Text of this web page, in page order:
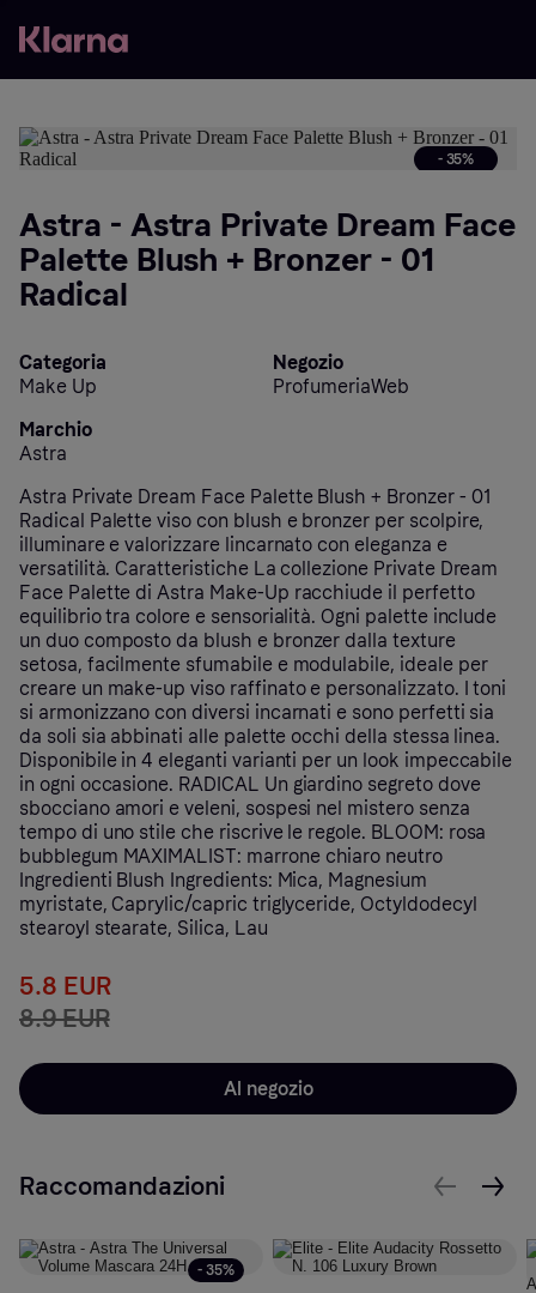
- 35%
Astra - Astra Private Dream Face
Palette Blush + Bronzer - 01
Radical
Categoria
Make Up
Negozio
ProfumeriaWeb
Marchio
Astra
Astra Private Dream Face Palette Blush + Bronzer - 01
Radical Palette viso con blush e bronzer per scolpire,
illuminare e valorizzare lincarnato con eleganza e
versatilità. Caratteristiche La collezione Private Dream
Face Palette di Astra Make-Up racchiude il perfetto
equilibrio tra colore e sensorialità. Ogni palette include
un duo composto da blush e bronzer dalla texture
setosa, facilmente sfumabile e modulabile, ideale per
creare un make-up viso raffinato e personalizzato. I toni
si armonizzano con diversi incarnati e sono perfetti sia
da soli sia abbinati alle palette occhi della stessa linea.
Disponibile in 4 eleganti varianti per un look impeccabile
in ogni occasione. RADICAL Un giardino segreto dove
sbocciano amori e veleni, sospesi nel mistero senza
tempo di uno stile che riscrive le regole. BLOOM: rosa
bubblegum MAXIMALIST: marrone chiaro neutro
Ingredienti Blush Ingredients: Mica, Magnesium
myristate, Caprylic/capric triglyceride, Octyldodecyl
stearoyl stearate, Silica, Lau
5.8 EUR
8.9 EUR
Al negozio
Raccomandazioni
- 35%